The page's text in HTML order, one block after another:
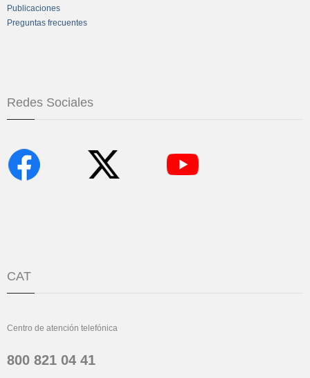
Publicaciones
Preguntas frecuentes
Redes Sociales
CAT
Centro de atención telefónica
800 821 04 41